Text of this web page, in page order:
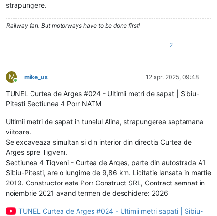
strapungere.
Railway fan. But motorways have to be done first!
2
M
Conectat
mike_us 12 apr. 2025, 09:48
TUNEL Curtea de Arges #024 - Ultimii metri de sapat | Sibiu-
Pitesti Sectiunea 4 Porr NATM
Ultimii metri de sapat in tunelul Alina, strapungerea saptamana
viitoare.
Se excaveaza simultan si din interior din directia Curtea de
Arges spre Tigveni.
Sectiunea 4 Tigveni - Curtea de Arges, parte din autostrada A1
Sibiu-Pitesti, are o lungime de 9,86 km. Licitatie lansata in martie
2019. Constructor este Porr Construct SRL, Contract semnat in
noiembrie 2021 avand termen de deschidere: 2026
TUNEL Curtea de Arges #024 - Ultimii metri sapati | Sibiu-